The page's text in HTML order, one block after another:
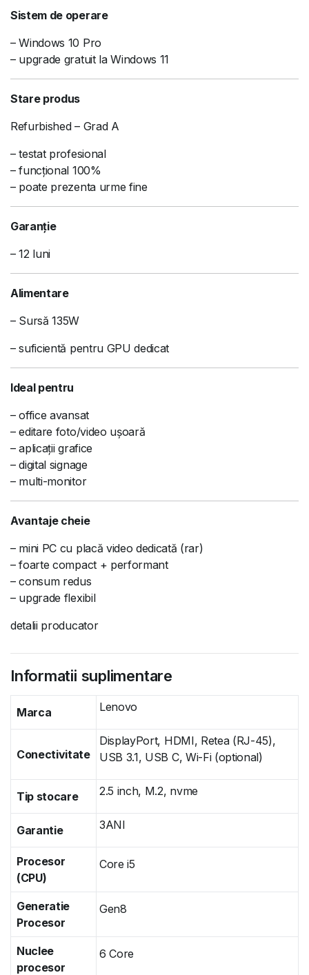
Sistem de operare
– Windows 10 Pro
– upgrade gratuit la Windows 11
Stare produs
Refurbished – Grad A
– testat profesional
– funcțional 100%
– poate prezenta urme fine
Garanție
– 12 luni
Alimentare
– Sursă 135W
– suficientă pentru GPU dedicat
Ideal pentru
– office avansat
– editare foto/video ușoară
– aplicații grafice
– digital signage
– multi-monitor
Avantaje cheie
– mini PC cu placă video dedicată (rar)
– foarte compact + performant
– consum redus
– upgrade flexibil
detalii producator
Informatii suplimentare
Marca Lenovo
Conectivitate
DisplayPort, HDMI, Retea (RJ-45),
USB 3.1, USB C, Wi-Fi (optional)
Tip stocare 2.5 inch, M.2, nvme
Garantie 3ANI
Procesor
(CPU)
Core i5
Generatie
Procesor
Gen8
Nuclee
procesor
6 Core